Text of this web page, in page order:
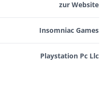
zur Website
Insomniac Games
Playstation Pc Llc